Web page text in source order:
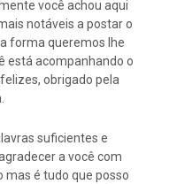
você achou aqui
notáveis a postar o
forma queremos lhe
está acompanhando o
obrigado pela
suficientes e
a você com
é tudo que posso